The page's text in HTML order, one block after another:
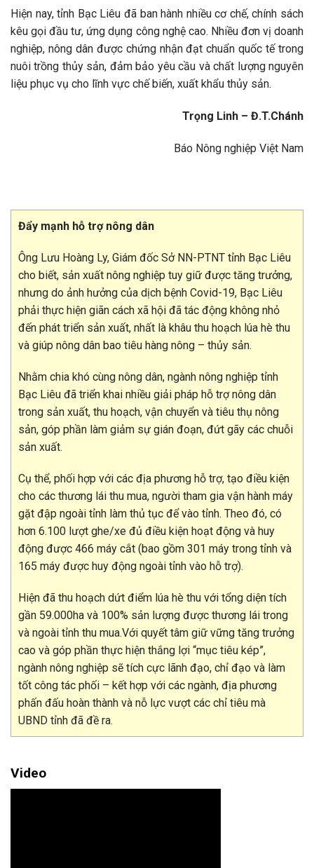
Hiện nay, tỉnh Bạc Liêu đã ban hành nhiều cơ chế, chính sách
kêu gọi đầu tư, ứng dụng công nghệ cao. Nhiều đơn vị doanh
nghiệp, nông dân được chứng nhận đạt chuẩn quốc tế trong
nuôi trồng thủy sản, đảm bảo yêu cầu và chất lượng nguyên
liệu phục vụ cho lĩnh vực chế biến, xuất khẩu thủy sản.
Trọng Linh – Đ.T.Chánh
Báo Nông nghiệp Việt Nam
Đẩy mạnh hỗ trợ nông dân
Ông Lưu Hoàng Ly, Giám đốc Sở NN-PTNT tỉnh Bạc Liêu
cho biết, sản xuất nông nghiệp tuy giữ được tăng trưởng,
nhưng do ảnh hưởng của dịch bệnh Covid-19, Bạc Liêu
phải thực hiện giãn cách xã hội đã tác động không nhỏ
đến phát triển sản xuất, nhất là khâu thu hoạch lúa hè thu
và giúp nông dân bao tiêu hàng nông – thủy sản.
Nhằm chia khó cùng nông dân, ngành nông nghiệp tỉnh
Bạc Liêu đã triển khai nhiều giải pháp hỗ trợ nông dân
trong sản xuất, thu hoạch, vận chuyển và tiêu thụ nông
sản, góp phần làm giảm sự gián đoạn, đứt gãy các chuỗi
sản xuất.
Cụ thể, phối hợp với các địa phương hỗ trợ, tạo điều kiện
cho các thương lái thu mua, người tham gia vận hành máy
gặt đập ngoài tỉnh làm thủ tục để vào tỉnh. Theo đó, có
hơn 6.100 lượt ghe/xe đủ điều kiện hoạt động và huy
động được 466 máy cắt (bao gồm 301 máy trong tỉnh và
165 máy được huy động ngoài tỉnh vào hỗ trợ).
Hiện đã thu hoạch dứt điểm lúa hè thu với tổng diện tích
gần 59.000ha và 100% sản lượng được thương lái trong
và ngoài tỉnh thu mua.Với quyết tâm giữ vững tăng trưởng
cao và góp phần thực hiện thắng lợi “mục tiêu kép”,
ngành nông nghiệp sẽ tích cực lãnh đạo, chỉ đạo và làm
tốt công tác phối – kết hợp với các ngành, địa phương
phấn đấu hoàn thành và nỗ lực vượt các chỉ tiêu mà
UBND tỉnh đã đề ra.
Video